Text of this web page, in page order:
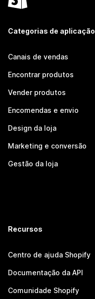
Categorias de aplicação
Canais de vendas
Encontrar produtos
Vender produtos
Encomendas e envio
Design da loja
Marketing e conversão
Gestão da loja
Recursos
Centro de ajuda Shopify
Documentação da API
Comunidade Shopify